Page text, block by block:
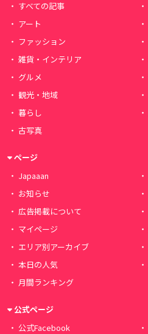
すべての記事
アート
ファッション
雑貨・インテリア
グルメ
観光・地域
暮らし
古写真
ページ
Japaaan
お知らせ
広告掲載について
マイページ
エリア別アーカイブ
本日の人気
月間ランキング
公式ページ
公式Facebook